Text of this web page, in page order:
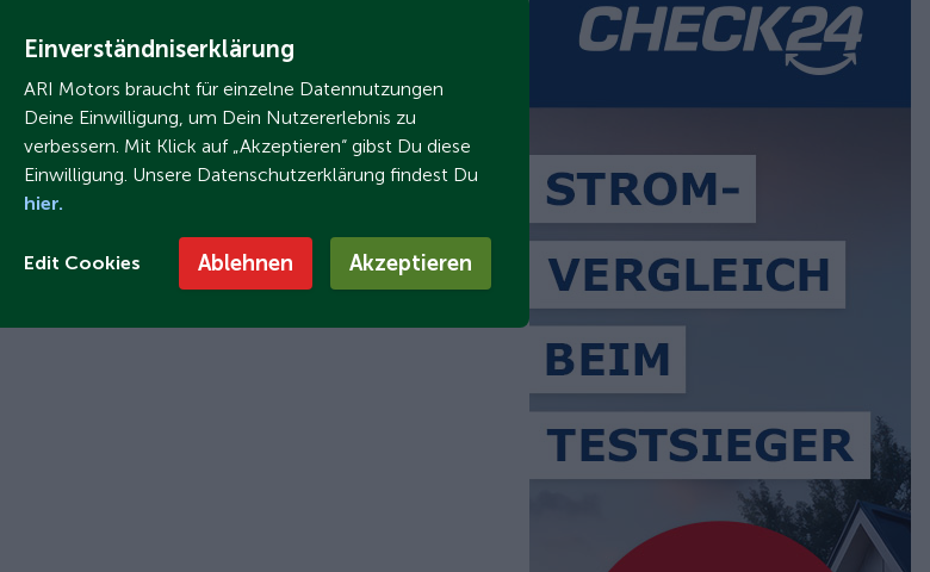
Einverständniserklärung
ARI Motors braucht für einzelne Datennutzungen
Deine Einwilligung, um Dein Nutzererlebnis zu
verbessern. Mit Klick auf „Akzeptieren“ gibst Du diese
Einwilligung. Unsere Datenschutzerklärung findest Du
hier.
Edit Cookies Ablehnen Akzeptieren